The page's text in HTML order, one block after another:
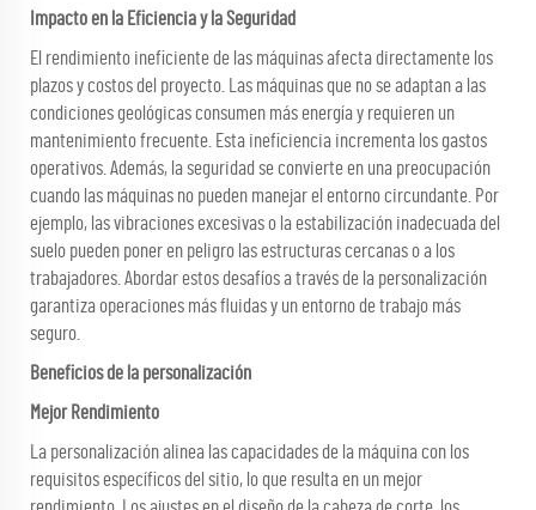
Impacto en la Eficiencia y la Seguridad
El rendimiento ineficiente de las máquinas afecta directamente los
plazos y costos del proyecto. Las máquinas que no se adaptan a las
condiciones geológicas consumen más energía y requieren un
mantenimiento frecuente. Esta ineficiencia incrementa los gastos
operativos. Además, la seguridad se convierte en una preocupación
cuando las máquinas no pueden manejar el entorno circundante. Por
ejemplo, las vibraciones excesivas o la estabilización inadecuada del
suelo pueden poner en peligro las estructuras cercanas o a los
trabajadores. Abordar estos desafíos a través de la personalización
garantiza operaciones más fluidas y un entorno de trabajo más
seguro.
Beneficios de la personalización
Mejor Rendimiento
La personalización alinea las capacidades de la máquina con los
requisitos específicos del sitio, lo que resulta en un mejor